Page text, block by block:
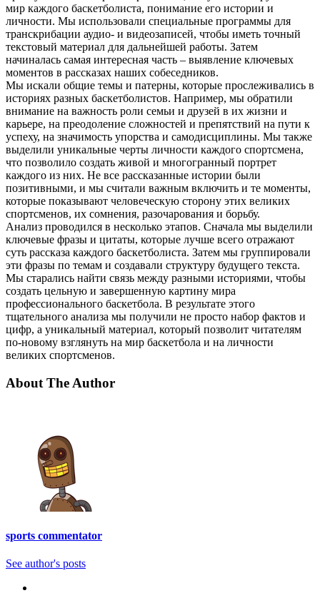
мир каждого баскетболиста, понимание его истории и
личности. Мы использовали специальные программы для
транскрибации аудио- и видеозаписей, чтобы иметь точный
текстовый материал для дальнейшей работы. Затем
начиналась самая интересная часть – выявление ключевых
моментов в рассказах наших собеседников.
Мы искали общие темы и патерны, которые прослеживались в
историях разных баскетболистов. Например, мы обратили
внимание на важность роли семьи и друзей в их жизни и
карьере, на преодоление сложностей и препятствий на пути к
успеху, на значимость упорства и самодисциплины. Мы также
выделили уникальные черты личности каждого спортсмена,
что позволило создать живой и многогранный портрет
каждого из них. Не все рассказанные истории были
позитивными, и мы считали важным включить и те моменты,
которые показывают человеческую сторону этих великих
спортсменов, их сомнения, разочарования и борьбу.
Анализ проводился в несколько этапов. Сначала мы выделили
ключевые фразы и цитаты, которые лучше всего отражают
суть рассказа каждого баскетболиста. Затем мы группировали
эти фразы по темам и создавали структуру будущего текста.
Мы старались найти связь между разными историями, чтобы
создать цельную и завершенную картину мира
профессионального баскетбола. В результате этого
тщательного анализа мы получили не просто набор фактов и
цифр, а уникальный материал, который позволит читателям
по-новому взглянуть на мир баскетбола и на личности
великих спортсменов.
About The Author
sports commentator
See author's posts